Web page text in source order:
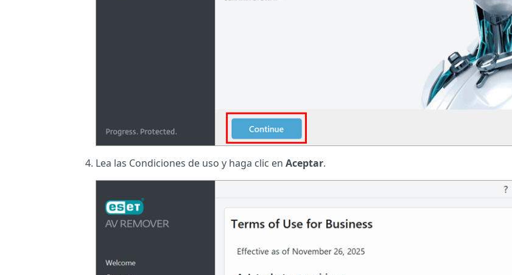
Lea las Condiciones de uso y haga clic en Aceptar.